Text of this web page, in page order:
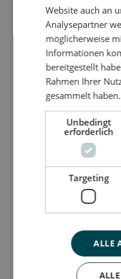
Das Küken liebt es,
aktiviert das
groß oder klein bist.
Maße: H 11 x L 26 cm x
Da alle unsere
leichten
Der rutschfeste EVA-
reinigen und
Lass deiner Fantasie
Jeg er lavet af
Website auch an
Analysepartner
möglicherweise
Informationen
bereitgestellt
Rahmen Ihrer
gesammelt haben.
Unbedingt
erforderlich
Targeting
ALLE